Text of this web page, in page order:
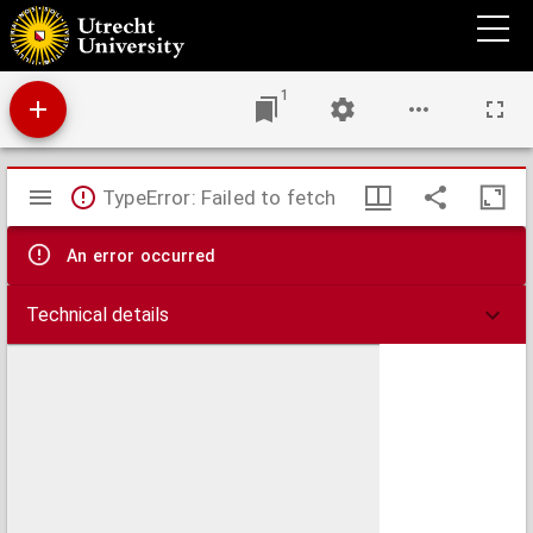
Charte das Russische Reich und die von den Tatarn bewohnte Länder in Europa und
Asia enthaltend
1
Mirador
viewer
TypeError: Failed to fetch
An error occurred
Technical details